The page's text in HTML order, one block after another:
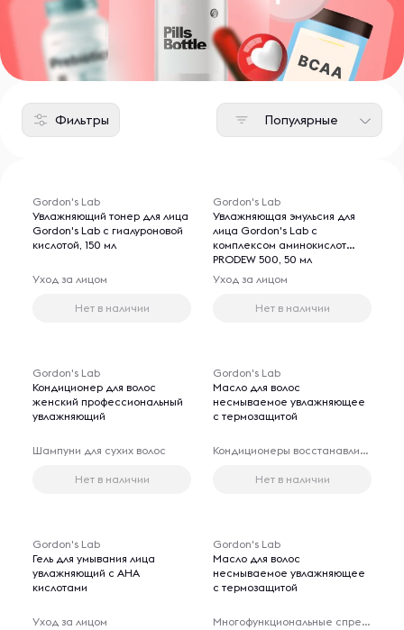
Фильтры Популярные
Gordon's Lab
Увлажняющий тонер для лица
Gordon's Lab с гиалуроновой
кислотой, 150 мл
Уход за лицом
Нет в наличии
Gordon's Lab
Увлажняющая эмульсия для
лица Gordon's Lab c
комплексом аминокислот
PRODEW 500, 50 мл
Уход за лицом
Нет в наличии
Gordon's Lab
Кондиционер для волос
женский профессиональный
увлажняющий
Шампуни для сухих волос
Нет в наличии
Gordon's Lab
Масло для волос
несмываемое увлажняющее
с термозащитой
Кондиционеры восстанавливающие для волос
Нет в наличии
Gordon's Lab
Гель для умывания лица
увлажняющий с AHA
кислотами
Уход за лицом
Gordon's Lab
Масло для волос
несмываемое увлажняющее
с термозащитой
Многофункциональные спреи для волос